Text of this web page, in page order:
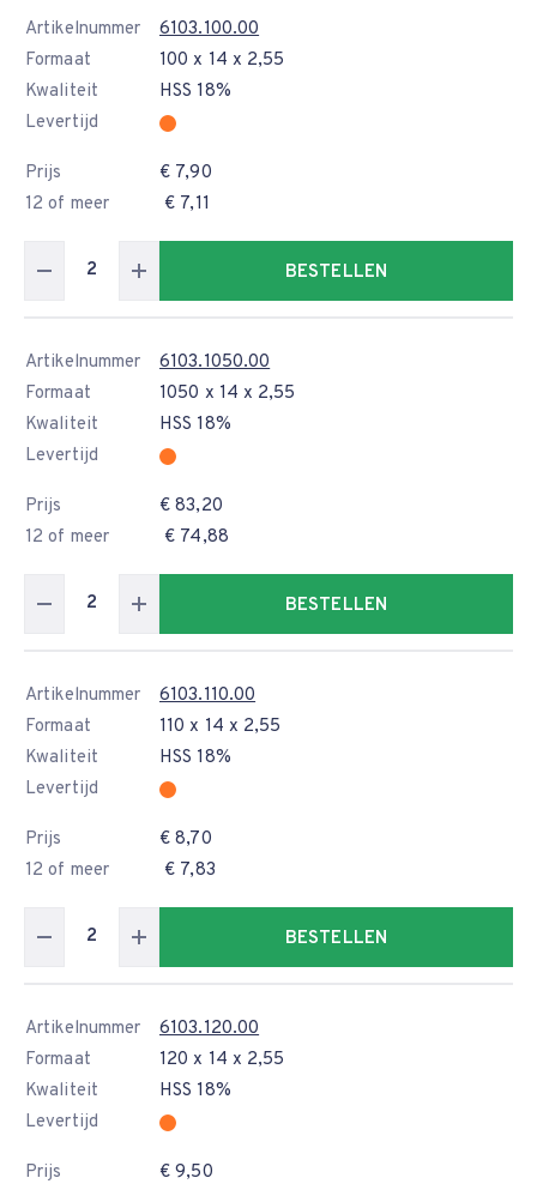
Artikelnummer
6103.100.00
Formaat
100 x 14 x 2,55
Kwaliteit
HSS 18%
Levertijd
Prijs
€ 7,90
12 of meer
€ 7,11
BESTELLEN
Artikelnummer
6103.1050.00
Formaat
1050 x 14 x 2,55
Kwaliteit
HSS 18%
Levertijd
Prijs
€ 83,20
12 of meer
€ 74,88
BESTELLEN
Artikelnummer
6103.110.00
Formaat
110 x 14 x 2,55
Kwaliteit
HSS 18%
Levertijd
Prijs
€ 8,70
12 of meer
€ 7,83
BESTELLEN
Artikelnummer
6103.120.00
Formaat
120 x 14 x 2,55
Kwaliteit
HSS 18%
Levertijd
Prijs € 9,50